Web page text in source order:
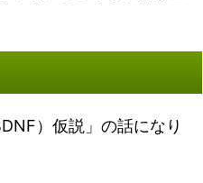
）仮説」の話になり